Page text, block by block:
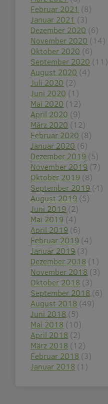
Februar 2021 (8)
Januar 2021 (3)
Dezember 2020 (6)
November 2020 (14)
Oktober 2020 (6)
September 2020 (11)
August 2020 (4)
Juli 2020 (2)
Juni 2020 (1)
Mai 2020 (12)
April 2020 (9)
März 2020 (12)
Februar 2020 (8)
Januar 2020 (6)
Dezember 2019 (5)
November 2019 (7)
Oktober 2019 (8)
September 2019 (4)
August 2019 (5)
Juni 2019 (2)
Mai 2019 (4)
April 2019 (6)
Februar 2019 (4)
Januar 2019 (3)
Dezember 2018 (1)
November 2018 (3)
Oktober 2018 (3)
September 2018 (6)
August 2018 (49)
Juni 2018 (5)
Mai 2018 (10)
April 2018 (2)
März 2018 (12)
Februar 2018 (3)
Januar 2018 (1)